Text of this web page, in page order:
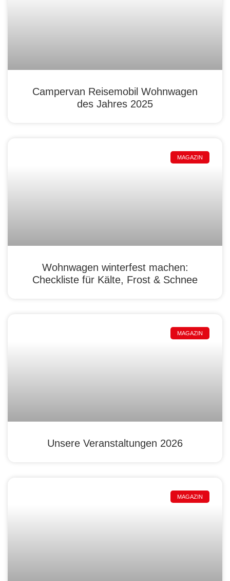
Campervan Reisemobil Wohnwagen
des Jahres 2025
MAGAZIN
Wohnwagen winterfest machen:
Checkliste für Kälte, Frost & Schnee
MAGAZIN
Unsere Veranstaltungen 2026
MAGAZIN